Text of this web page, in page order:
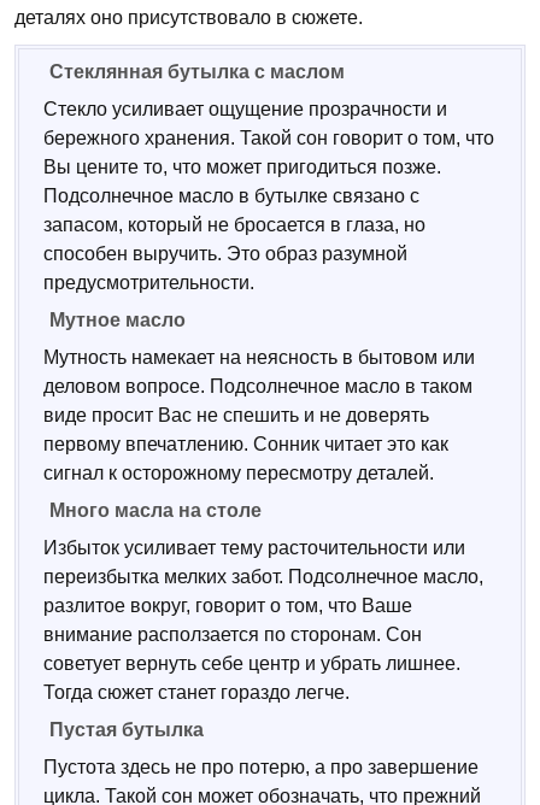
деталях оно присутствовало в сюжете.
Стеклянная бутылка с маслом
Стекло усиливает ощущение прозрачности и
бережного хранения. Такой сон говорит о том, что
Вы цените то, что может пригодиться позже.
Подсолнечное масло в бутылке связано с
запасом, который не бросается в глаза, но
способен выручить. Это образ разумной
предусмотрительности.
Мутное масло
Мутность намекает на неясность в бытовом или
деловом вопросе. Подсолнечное масло в таком
виде просит Вас не спешить и не доверять
первому впечатлению. Сонник читает это как
сигнал к осторожному пересмотру деталей.
Много масла на столе
Избыток усиливает тему расточительности или
переизбытка мелких забот. Подсолнечное масло,
разлитое вокруг, говорит о том, что Ваше
внимание расползается по сторонам. Сон
советует вернуть себе центр и убрать лишнее.
Тогда сюжет станет гораздо легче.
Пустая бутылка
Пустота здесь не про потерю, а про завершение
цикла. Такой сон может обозначать, что прежний